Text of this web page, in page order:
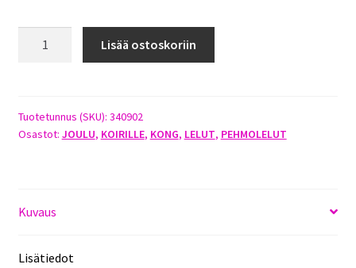
määrä
Lisää ostoskoriin
Tuotetunnus (SKU): 340902
Osastot: JOULU, KOIRILLE, KONG, LELUT, PEHMOLELUT
Kuvaus
Lisätiedot